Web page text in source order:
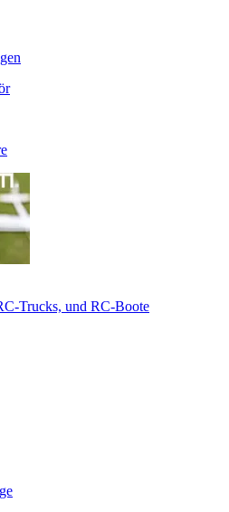
Trucks, und RC-Boote